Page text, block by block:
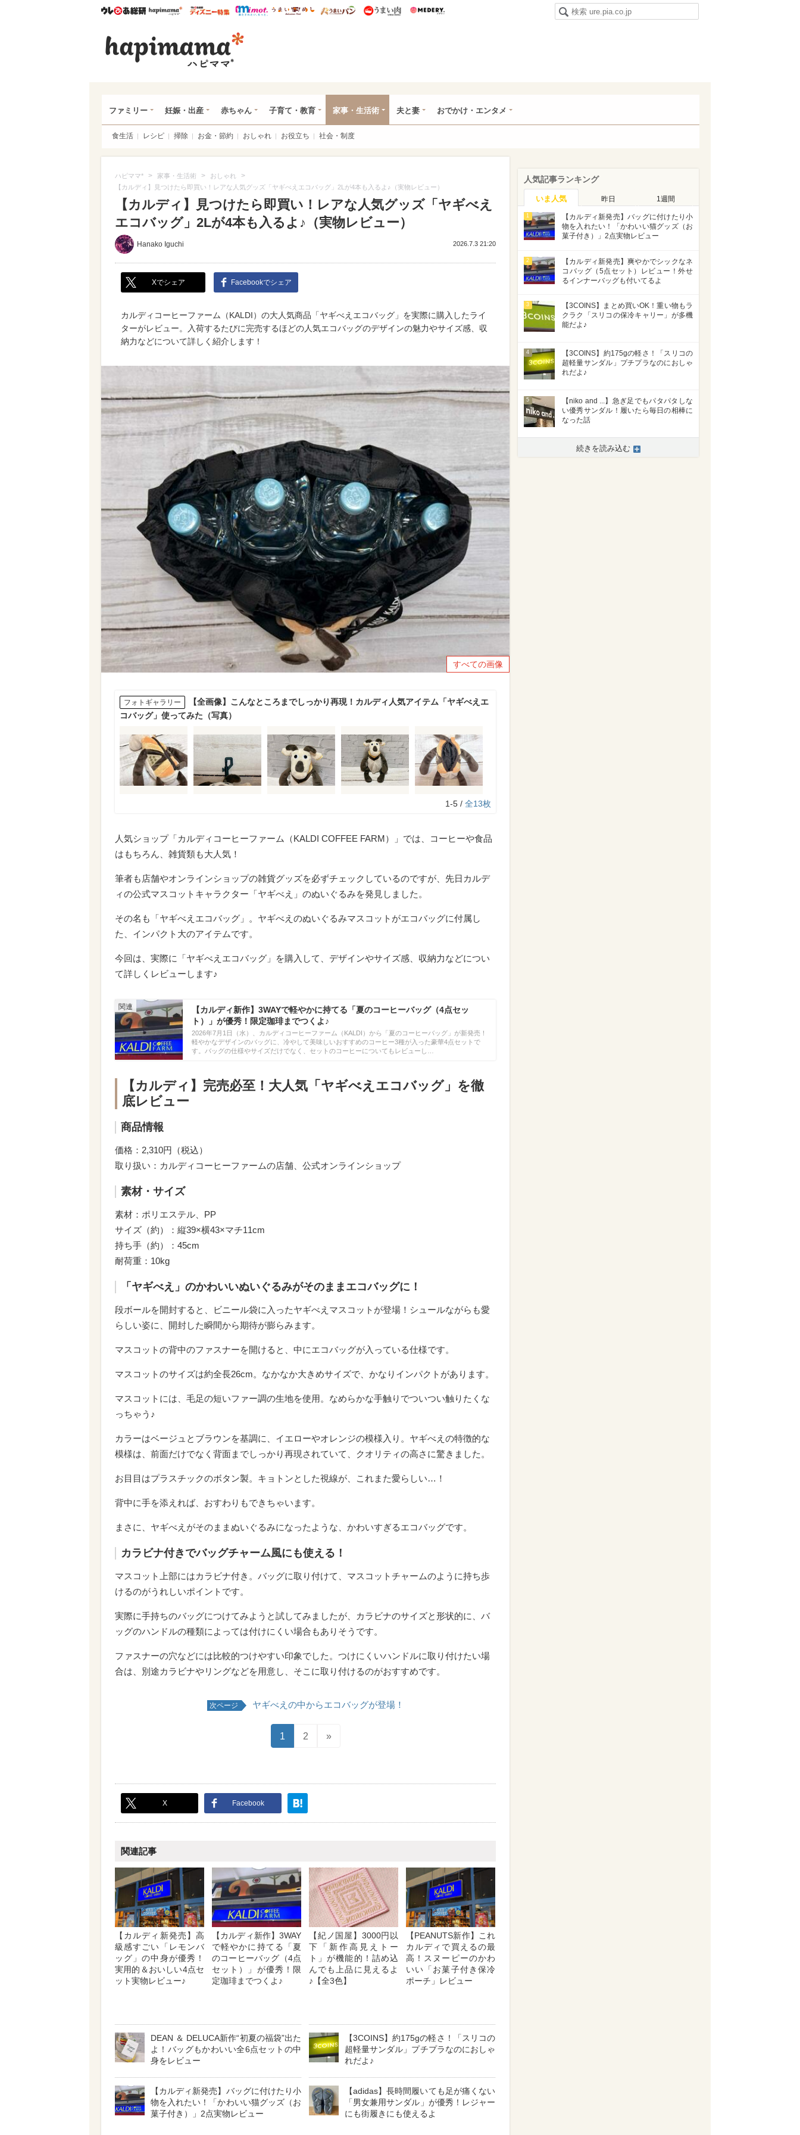
ウレぴあ総研ハピママ* ウレぴあ総研 ディズニー特集
mimot. うまいめし うまいパン うまい肉
ファミリー 妊娠・出産 赤ちゃん 子育て・教育 家事・生活術 夫と妻 おでかけ・エンタメ
食生活 レシピ 掃除 お金・節約 おしゃれ お役立ち 社会・制度
ハピママ* > 家事・生活術 > おしゃれ >
【カルディ】見つけたら即買い！レアな人気グッズ「ヤギべえエコバッグ」2Lが4本も入るよ♪（実物レビュー）
【カルディ】見つけたら即買い！レアな人気グッズ「ヤギべえ
エコバッグ」2Lが4本も入るよ♪（実物レビュー）
Hanako Iguchi 2026.7.3 21:20
Xでシェア Facebookでシェア
カルディコーヒーファーム（KALDI）の大人気商品「ヤギべえエコバッグ」を実際に購入したライ
ターがレビュー。入荷するたびに完売するほどの人気エコバッグのデザインの魅力やサイズ感、収
納力などについて詳しく紹介します！
すべての画像
フォトギャラリー
【全画像】こんなところまでしっかり再現！カルディ人気アイテム「ヤギべえエ
コバッグ」使ってみた（写真）
1-5 / 全13枚
人気ショップ「カルディコーヒーファーム（KALDI COFFEE FARM）」では、コーヒーや食品
はもちろん、雑貨類も大人気！
筆者も店舗やオンラインショップの雑貨グッズを必ずチェックしているのですが、先日カルデ
ィの公式マスコットキャラクター「ヤギべえ」のぬいぐるみを発見しました。
その名も「ヤギべえエコバッグ」。ヤギべえのぬいぐるみマスコットがエコバッグに付属し
た、インパクト大のアイテムです。
今回は、実際に「ヤギべえエコバッグ」を購入して、デザインやサイズ感、収納力などについ
て詳しくレビューします♪
【カルディ新作】3WAYで軽やかに持てる「夏のコーヒーバッグ（4点セッ
ト）」が優秀！限定珈琲までつくよ♪
2026年7月1日（水）、カルディコーヒーファーム（KALDI）から「夏のコーヒーバッグ」が新発売！
軽やかなデザインのバッグに、冷やして美味しいおすすめのコーヒー3種が入った豪華4点セットで
す。バッグの仕様やサイズだけでなく、セットのコーヒーについてもレビューし…
【カルディ】完売必至！大人気「ヤギべえエコバッグ」を徹
底レビュー
商品情報
価格：2,310円（税込）
取り扱い：カルディコーヒーファームの店舗、公式オンラインショップ
素材・サイズ
素材：ポリエステル、PP
サイズ（約）：縦39×横43×マチ11cm
持ち手（約）：45cm
耐荷重：10kg
「ヤギべえ」のかわいいぬいぐるみがそのままエコバッグに！
段ボールを開封すると、ビニール袋に入ったヤギべえマスコットが登場！シュールながらも愛
らしい姿に、開封した瞬間から期待が膨らみます。
マスコットの背中のファスナーを開けると、中にエコバッグが入っている仕様です。
マスコットのサイズは約全長26cm。なかなか大きめサイズで、かなりインパクトがあります。
マスコットには、毛足の短いファー調の生地を使用。なめらかな手触りでついつい触りたくな
っちゃう♪
カラーはベージュとブラウンを基調に、イエローやオレンジの模様入り。ヤギべえの特徴的な
模様は、前面だけでなく背面までしっかり再現されていて、クオリティの高さに驚きました。
お目目はプラスチックのボタン製。キョトンとした視線が、これまた愛らしい…！
背中に手を添えれば、おすわりもできちゃいます。
まさに、ヤギべえがそのままぬいぐるみになったような、かわいすぎるエコバッグです。
カラビナ付きでバッグチャーム風にも使える！
マスコット上部にはカラビナ付き。バッグに取り付けて、マスコットチャームのように持ち歩
けるのがうれしいポイントです。
実際に手持ちのバッグにつけてみようと試してみましたが、カラビナのサイズと形状的に、バ
ッグのハンドルの種類によっては付けにくい場合もありそうです。
ファスナーの穴などには比較的つけやすい印象でした。つけにくいハンドルに取り付けたい場
合は、別途カラビナやリングなどを用意し、そこに取り付けるのがおすすめです。
次ページ ヤギべえの中からエコバッグが登場！
1 2 »
X Facebook
関連記事
【カルディ新発売】高
級感すごい「レモンバ
ッグ」の中身が優秀！
実用的＆おいしい4点セ
ット実物レビュー♪
【カルディ新作】3WAY
で軽やかに持てる「夏
のコーヒーバッグ（4点
セット）」が優秀！限
定珈琲までつくよ♪
【紀ノ国屋】3000円以
下「新作高見えトー
ト」が機能的！詰め込
んでも上品に見えるよ
♪【全3色】
【PEANUTS新作】これ
カルディで買えるの最
高！スヌーピーのかわ
いい「お菓子付き保冷
ポーチ」レビュー
DEAN ＆ DELUCA新作“初夏の福袋”出た
よ！バッグもかわいい全6点セットの中
身をレビュー
【3COINS】約175gの軽さ！「スリコの
超軽量サンダル」プチプラなのにおしゃ
れだよ♪
【カルディ新発売】バッグに付けたり小
物を入れたい！「かわいい猫グッズ（お
菓子付き）」2点実物レビュー
【adidas】長時間履いても足が痛くない
「男女兼用サンダル」が優秀！レジャー
にも街履きにも使えるよ
人気記事ランキング
いま人気 昨日 1週間
1
【カルディ新発売】バッグに付けたり小
物を入れたい！「かわいい猫グッズ（お
菓子付き）」2点実物レビュー
2
【カルディ新発売】爽やかでシックなネ
コバッグ（5点セット）レビュー！外せ
るインナーバッグも付いてるよ
3
【3COINS】まとめ買いOK！重い物もラ
クラク「スリコの保冷キャリー」が多機
能だよ♪
4
【3COINS】約175gの軽さ！「スリコの
超軽量サンダル」プチプラなのにおしゃ
れだよ♪
5
【niko and ...】急ぎ足でもパタパタしな
い優秀サンダル！履いたら毎日の相棒に
なった話
続きを読み込む